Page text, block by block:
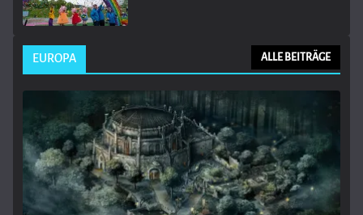
EUROPA ALLE BEITRÄGE